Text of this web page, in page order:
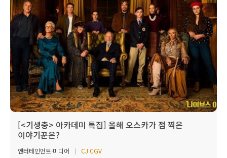
[<기생충> 아카데미 특집] 올해 오스카가 점 찍은
이야기꾼은?
엔터테인먼트·미디어
CJ CGV